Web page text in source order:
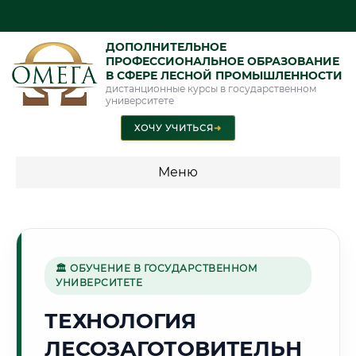
ДОПОЛНИТЕЛЬНОЕ
ПРОФЕССИОНАЛЬНОЕ ОБРАЗОВАНИЕ
В СФЕРЕ ЛЕСНОЙ ПРОМЫШЛЕННОСТИ
дистанционные курсы в государственном
университете
ХОЧУ УЧИТЬСЯ➜
Меню
промышленность"
🚗
🏛 ОБУЧЕНИЕ В ГОСУДАРСТВЕННОМ
УНИВЕРСИТЕТЕ
ТЕХНОЛОГИЯ
ЛЕСОЗАГОТОВИТЕЛЬН